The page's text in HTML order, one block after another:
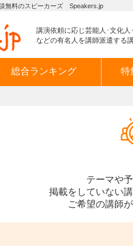
無料のスピーカーズ Speakers.jp
講演依頼に応じ芸能人･文化人
などの有名人を講師派遣する
総合ランキング 特
テーマや予
掲載をしていない
ご希望の講師